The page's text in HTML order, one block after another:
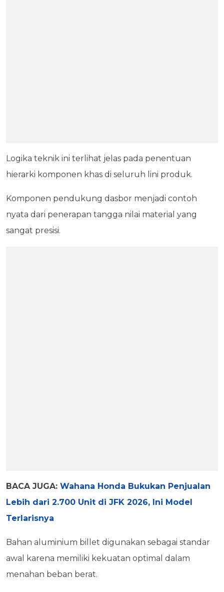
Logika teknik ini terlihat jelas pada penentuan
hierarki komponen khas di seluruh lini produk.
Komponen pendukung dasbor menjadi contoh
nyata dari penerapan tangga nilai material yang
sangat presisi.
BACA JUGA: Wahana Honda Bukukan Penjualan
Lebih dari 2.700 Unit di JFK 2026, Ini Model
Terlarisnya
Bahan aluminium billet digunakan sebagai standar
awal karena memiliki kekuatan optimal dalam
menahan beban berat.